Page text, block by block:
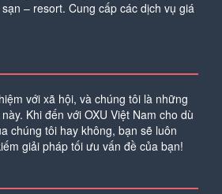
– resort. Cung cấp các dịch vụ giá
với xã hội, và chúng tôi là những
Khi đến với OXU Việt Nam cho dù
chúng tôi hay không, bạn sẽ luôn
giải pháp tối ưu vấn đề của bạn!